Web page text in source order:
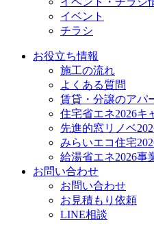
イベント
チラシ
お役立ち情報
施工の流れ
よくある質問
賃貸・分譲のアパ
住宅省エネ2026キ
先進的窓リノベ
みらいエコ住宅
給湯省エネ2026事
お問い合わせ
お問い合わせ
お見積もり依頼
LINE相談